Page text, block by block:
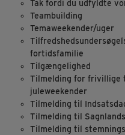
Tak fordi du udfyldte
Teambuilding
Temaweekender/uger
fortidsfamilie
Tilgængelighed
Tilmelding for frivillige
juleweekender
Tilmelding til
Tilmelding til
Tilmelding til